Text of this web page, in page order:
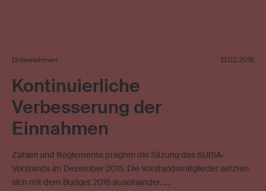
Unternehmen 12.02.2016
Kontinuierliche
Verbesserung der
Einnahmen
Zahlen und Reglemente prägten die Sitzung des SUISA-
Vorstands im Dezember 2015. Die Vorstandsmitglieder setzten
sich mit dem Budget 2016 auseinander. …